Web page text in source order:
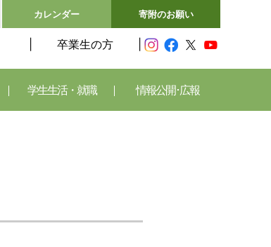
カレンダー 寄附のお願い
卒業生の方
学生生活・就職 情報公開･広報